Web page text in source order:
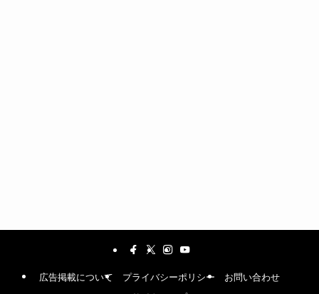
広告掲載について プライバシーポリシー
お問い合わせ